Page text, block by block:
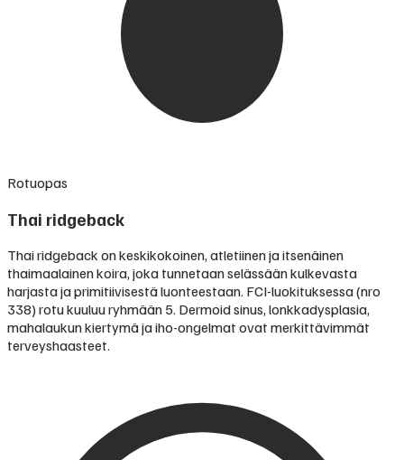
Rotuopas
Thai ridgeback
Thai ridgeback on keskikokoinen, atletiinen ja itsenäinen
thaimaalainen koira, joka tunnetaan selässään kulkevasta
harjasta ja primitiivisestä luonteestaan. FCI-luokituksessa (nro
338) rotu kuuluu ryhmään 5. Dermoid sinus, lonkkadysplasia,
mahalaukun kiertymä ja iho-ongelmat ovat merkittävimmät
terveyshaasteet.